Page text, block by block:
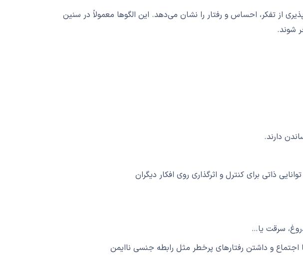
از تفکر، احساس و رفتار را نشان می‌دهد. این الگوها معمولاً در سنین
شوند.
دارند.
ذاتی برای کنترل و اثرگذاری روی افکار دیگران
سرقت یا…
و داشتن رفتارهای پرخطر مثل رابطه جنسی ناایمن